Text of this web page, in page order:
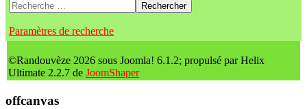
Rechercher
Paramètres de recherche
©Randouvèze 2026 sous Joomla! 6.1.2; propulsé par Helix
Ultimate 2.2.7 de JoomShaper
offcanvas